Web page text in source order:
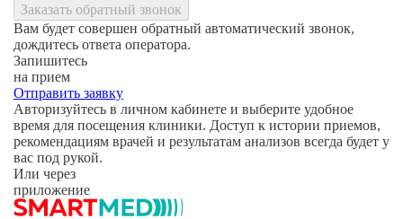
Заказать обратный звонок
Вам будет совершен обратный автоматический звонок,
дождитесь ответа оператора.
Запишитесь
на прием
Отправить заявку
Авторизуйтесь в личном кабинете и выберите удобное
время для посещения клиники. Доступ к истории приемов,
рекомендациям врачей и результатам анализов всегда будет у
вас под рукой.
Или через
приложение